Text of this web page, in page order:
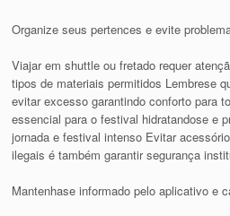
Organize seus pertences e evite
Viajar em shuttle ou fretado requer
tipos de materiais permitidos Lembrese
evitar excesso garantindo conforto para
essencial para o festival hidratandose e
jornada e festival intenso Evitar
ilegais é também garantir segurança
Mantenhase informado pelo aplicativo e